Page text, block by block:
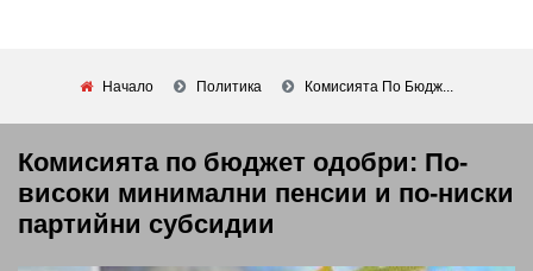
Начало Политика Комисията По Бюдж...
Комисията по бюджет одобри: По-
високи минимални пенсии и по-ниски
партийни субсидии